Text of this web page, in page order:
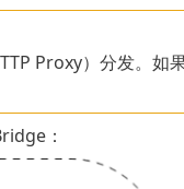
Proxy）分发。
：